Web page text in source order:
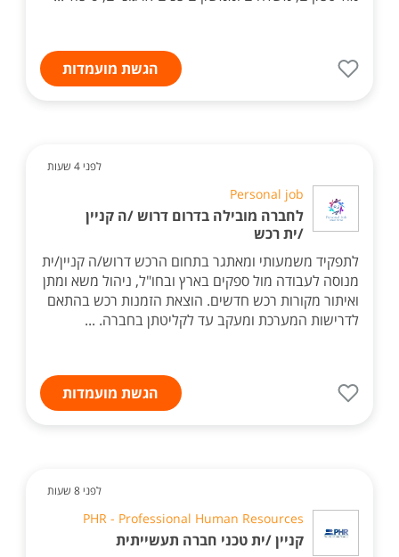
הגשת מועמדות
לפני 4 שעות
Personal job
לחברה מובילה בדרום דרוש /ה קניין
/ית רכש
לתפקיד משמעותי ומאתגר בתחום הרכש דרוש/ה קניין/ית
מנוסה לעבודה מול ספקים בארץ ובחו"ל, ניהול משא ומתן
ואיתור מקורות רכש חדשים. הוצאת הזמנות רכש בהתאם
לדרישות המערכת ומעקב עד לקליטתן בחברה. ...
הגשת מועמדות
לפני 8 שעות
PHR - Professional Human Resources
קניין /ית טכני חברה תעשייתית